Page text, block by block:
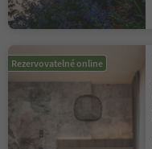
Rezervovatelné online